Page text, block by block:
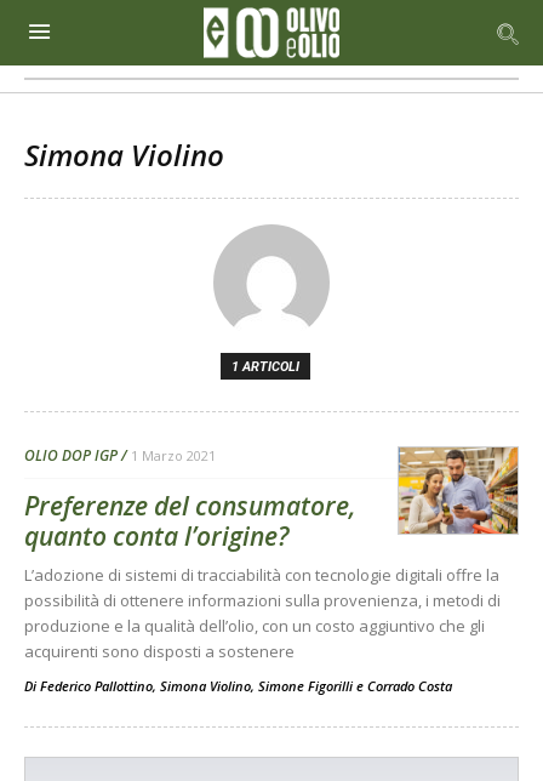
Simona Violino
1 ARTICOLI
OLIO DOP IGP 1 Marzo 2021
Preferenze del consumatore,
quanto conta l’origine?
L’adozione di sistemi di tracciabilità con tecnologie digitali offre la
possibilità di ottenere informazioni sulla provenienza, i metodi di
produzione e la qualità dell’olio, con un costo aggiuntivo che gli
acquirenti sono disposti a sostenere
Di Federico Pallottino, Simona Violino, Simone Figorilli e Corrado Costa